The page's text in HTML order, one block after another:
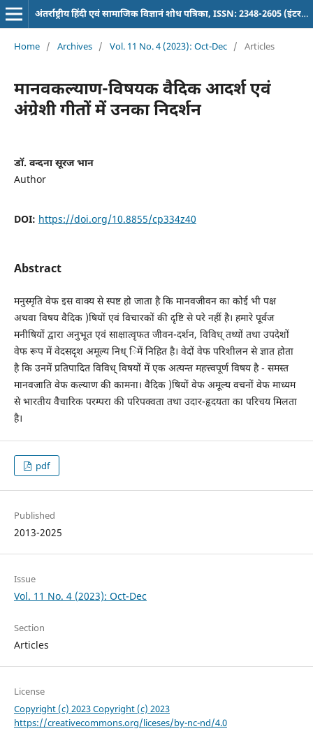
अंतर्राष्ट्रीय हिंदी एवं सामाजिक विज्ञानं शोध पत्रिका, ISSN: 2348-2605 (इंटरनेशनल पत्रिका)
Home / Archives / Vol. 11 No. 4 (2023): Oct-Dec / Articles
मानवकल्याण-विषयक वैदिक आदर्श एवं
अंग्रेशी गीतों में उनका निदर्शन
डाॅ. वन्दना सूरज भान
Author
DOI: https://doi.org/10.8855/cp334z40
Abstract
मनुस्मृति वेफ इस वाक्य से स्पष्ट हो जाता है कि मानवजीवन का कोई भी पक्ष
अथवा विषय वैदिक )षियों एवं विचारकों की दृष्टि से परे नहीं है। हमारे पूर्वज
मनीषियों द्वारा अनुभूत एवं साक्षात्वृफत जीवन-दर्शन, विविध् तथ्यों तथा उपदेशों
वेफ रूप में वेदसदृश अमूल्य निध् िमें निहित है। वेदों वेफ परिशीलन से ज्ञात होता
है कि उनमें प्रतिपादित विविध् विषयों में एक अत्यन्त महत्त्वपूर्ण विषय है - समस्त
मानवजाति वेफ कल्याण की कामना। वैदिक )षियों वेफ अमूल्य वचनों वेफ माध्यम
से भारतीय वैचारिक परम्परा की परिपक्वता तथा उदार-हृदयता का परिचय मिलता
है।
pdf
Published
2013-2025
Issue
Vol. 11 No. 4 (2023): Oct-Dec
Section
Articles
License
Copyright (c) 2023 Copyright (c) 2023
https://creativecommons.org/liceses/by-nc-nd/4.0